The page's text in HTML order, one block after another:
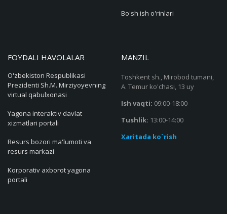
Bo'sh ish o'rinlari
FOYDALI HAVOLALAR
O'zbekiston Respublikasi
Prezidenti Sh.M. Mirziyoyevning
virtual qabulxonasi
Yagona interaktiv davlat
xizmatlari portali
Resurs bozori ma'lumoti va
resurs markazi
Korporativ axborot yagona
portali
MANZIL
Toshkent sh., Mirobod tumani,
A. Temur ko'chasi, 13 uy
Ish vaqti: 09:00-18:00
Tushlik: 13:00-14:00
Xaritada ko`rish